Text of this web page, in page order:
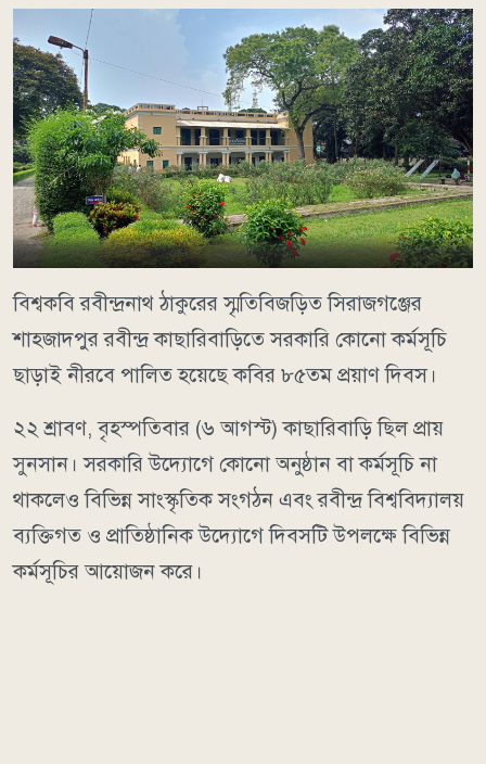
বিশ্বকবি রবীন্দ্রনাথ ঠাকুরের স্মৃতিবিজড়িত সিরাজগঞ্জের
শাহজাদপুর রবীন্দ্র কাছারিবাড়িতে সরকারি কোনো কর্মসূচি
ছাড়াই নীরবে পালিত হয়েছে কবির ৮৫তম প্রয়াণ দিবস।
২২ শ্রাবণ, বৃহস্পতিবার (৬ আগস্ট) কাছারিবাড়ি ছিল প্রায়
সুনসান। সরকারি উদ্যোগে কোনো অনুষ্ঠান বা কর্মসূচি না
থাকলেও বিভিন্ন সাংস্কৃতিক সংগঠন এবং রবীন্দ্র বিশ্ববিদ্যালয়
ব্যক্তিগত ও প্রাতিষ্ঠানিক উদ্যোগে দিবসটি উপলক্ষে বিভিন্ন
কর্মসূচির আয়োজন করে।